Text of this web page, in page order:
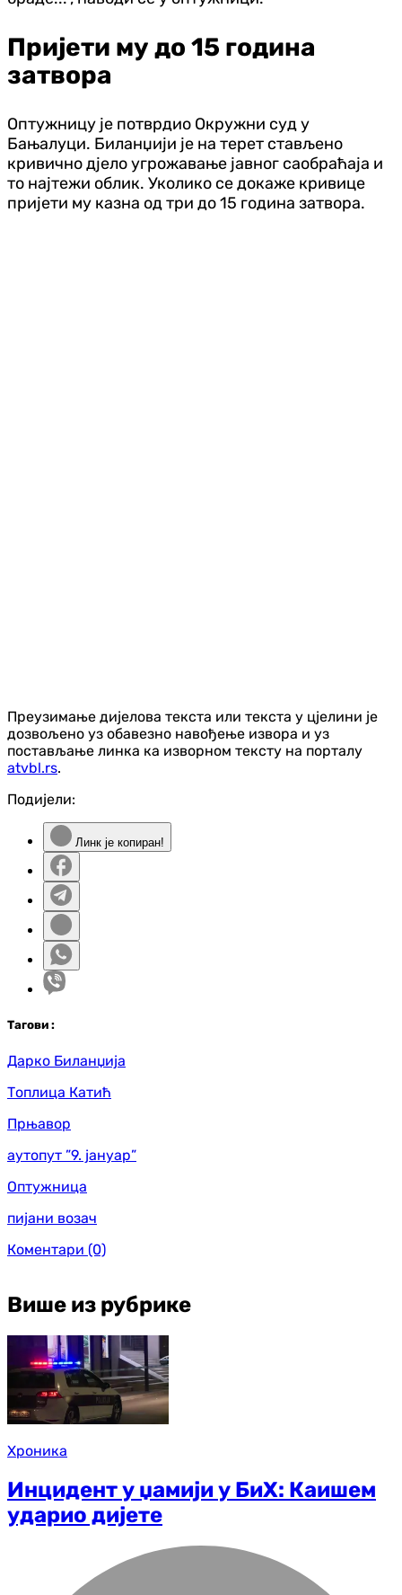
Пријети му до 15 година
затвора
Оптужницу је потврдио Окружни суд у
Бањалуци. Биланџији је на терет стављено
кривично дјело угрожавање јавног саобраћаја и
то најтежи облик. Уколико се докаже кривице
пријети му казна од три до 15 година затвора.
Преузимање дијелова текста или текста у цјелини је
дозвољено уз обавезно навођење извора и уз
постављање линка ка изворном тексту на порталу
atvbl.rs.
Подијели:
Линк је копиран!
Тагови :
Дарко Биланџија
Топлица Катић
Прњавор
аутопут ”9. јануар”
Оптужница
пијани возач
Коментари (0)
Више из рубрике
Хроника
Инцидент у џамији у БиХ: Каишем
ударио дијете